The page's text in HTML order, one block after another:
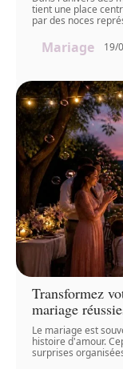
tient une place
par des noces
Mariage 19/
Transformez
mariage
Le mariage est
histoire d'amour.
surprises